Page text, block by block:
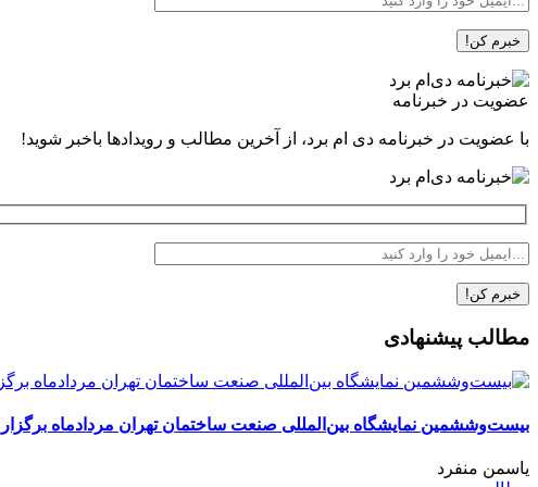
عضویت در خبرنامه
با عضویت در خبرنامه دی ام برد، از آخرین مطالب و رویدادها باخبر شوید!
مطالب پیشنهادی
بیست‌وششمین نمایشگاه بین‌المللی صنعت ساختمان تهران مردادماه
یاسمن منفرد